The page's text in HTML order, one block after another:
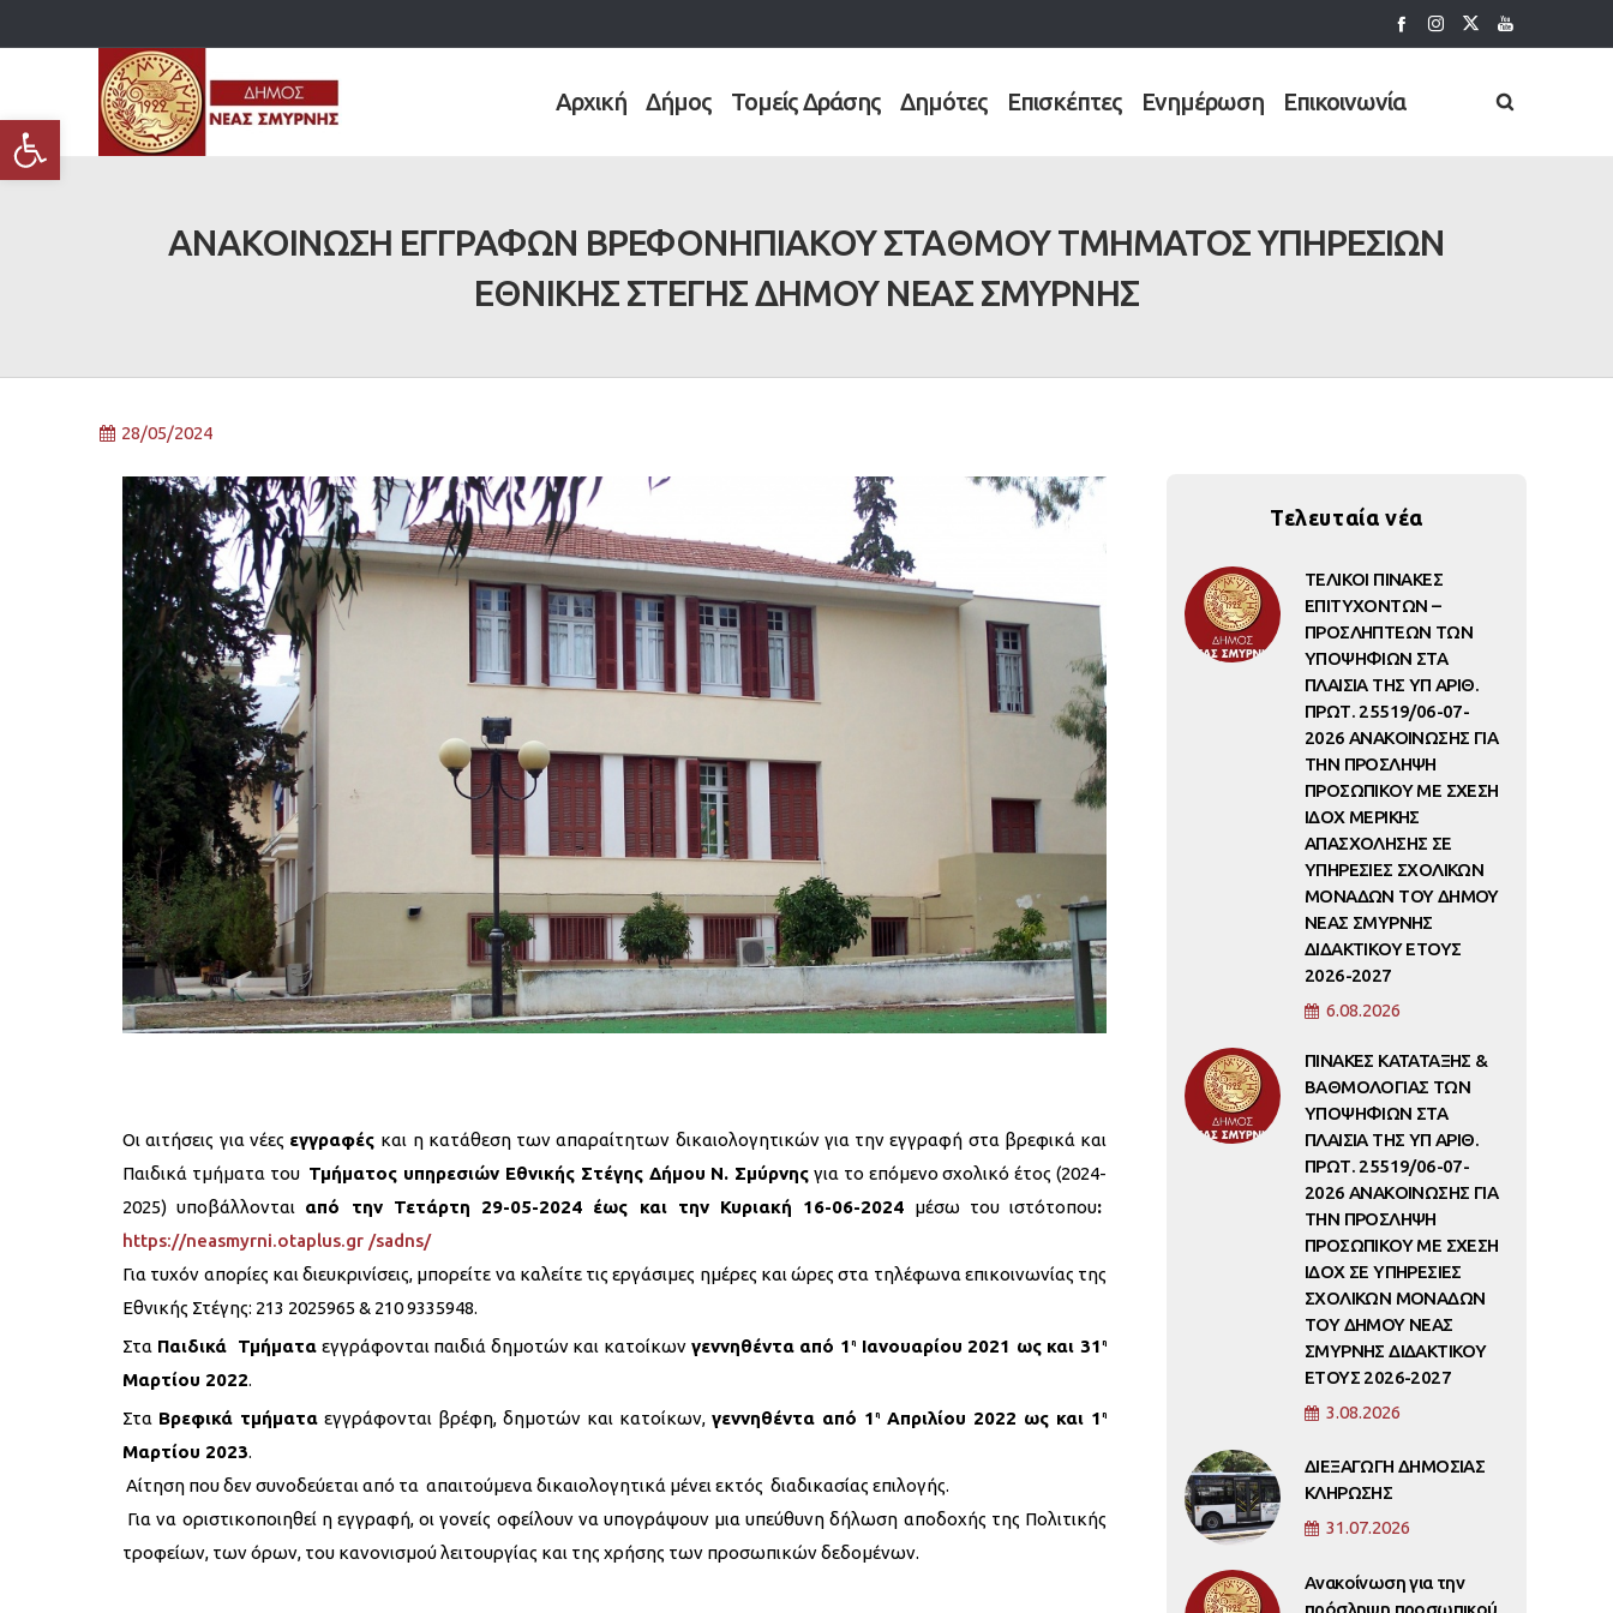
Ανοίξτε τη γραμμή εργαλείων
Αρχική Δήμος Τομείς Δράσης Δημότες Επισκέπτες Ενημέρωση Επικοινωνία
ΑΝΑΚΟΙΝΩΣΗ ΕΓΓΡΑΦΩΝ ΒΡΕΦΟΝΗΠΙΑΚΟΥ ΣΤΑΘΜΟΥ ΤΜΗΜΑΤΟΣ ΥΠΗΡΕΣΙΩΝ
ΕΘΝΙΚΗΣ ΣΤΕΓΗΣ ΔΗΜΟΥ ΝΕΑΣ ΣΜΥΡΝΗΣ
28/05/2024
Οι αιτήσεις για νέες εγγραφές και η κατάθεση των απαραίτητων δικαιολογητικών για την εγγραφή στα βρεφικά και
Παιδικά τμήματα του Τμήματος υπηρεσιών Εθνικής Στέγης Δήμου Ν. Σμύρνης για το επόμενο σχολικό έτος (2024-
2025) υποβάλλονται από την Τετάρτη 29-05-2024 έως και την Κυριακή 16-06-2024 μέσω του ιστότοπου:
https://neasmyrni.otaplus.gr /sadns/
Για τυχόν απορίες και διευκρινίσεις, μπορείτε να καλείτε τις εργάσιμες ημέρες και ώρες στα τηλέφωνα επικοινωνίας της
Εθνικής Στέγης: 213 2025965 & 210 9335948.
Στα Παιδικά Τμήματαεγγράφονται παιδιά δημοτών και κατοίκων γεννηθέντα από 1 ηΙανουαρίου 2021 ως και 31 η
Μαρτίου 2022.
Στα Βρεφικά τμήματα εγγράφονται βρέφη, δημοτών και κατοίκων, γεννηθέντα από 1 η Απριλίου 2022 ως και 1 η
Μαρτίου 2023.
Αίτηση που δεν συνοδεύεται από τα απαιτούμενα δικαιολογητικά μένει εκτός διαδικασίας επιλογής.
Για να οριστικοποιηθεί η εγγραφή, οι γονείς οφείλουν να υπογράψουν μια υπεύθυνη δήλωση αποδοχής της Πολιτικής
τροφείων, των όρων, του κανονισμού λειτουργίας και της χρήσης των προσωπικών δεδομένων.
Τελευταία νέα
ΤΕΛΙΚΟΙ ΠΙΝΑΚΕΣ
ΕΠΙΤΥΧΟΝΤΩΝ –
ΠΡΟΣΛΗΠΤΕΩΝ ΤΩΝ
ΥΠΟΨΗΦΙΩΝ ΣΤΑ
ΠΛΑΙΣΙΑ ΤΗΣ ΥΠ ΑΡΙΘ.
ΠΡΩΤ. 25519/06-07-
2026 ΑΝΑΚΟΙΝΩΣΗΣ ΓΙΑ
ΤΗΝ ΠΡΟΣΛΗΨΗ
ΠΡΟΣΩΠΙΚΟΥ ΜΕ ΣΧΕΣΗ
ΙΔΟΧ ΜΕΡΙΚΗΣ
ΑΠΑΣΧΟΛΗΣΗΣ ΣΕ
ΥΠΗΡΕΣΙΕΣ ΣΧΟΛΙΚΩΝ
ΜΟΝΑΔΩΝ ΤΟΥ ΔΗΜΟΥ
ΝΕΑΣ ΣΜΥΡΝΗΣ
ΔΙΔΑΚΤΙΚΟΥ ΕΤΟΥΣ
2026-2027
6.08.2026
ΠΙΝΑΚΕΣ ΚΑΤΑΤΑΞΗΣ &
ΒΑΘΜΟΛΟΓΙΑΣ ΤΩΝ
ΥΠΟΨΗΦΙΩΝ ΣΤΑ
ΠΛΑΙΣΙΑ ΤΗΣ ΥΠ ΑΡΙΘ.
ΠΡΩΤ. 25519/06-07-
2026 ΑΝΑΚΟΙΝΩΣΗΣ ΓΙΑ
ΤΗΝ ΠΡΟΣΛΗΨΗ
ΠΡΟΣΩΠΙΚΟΥ ΜΕ ΣΧΕΣΗ
ΙΔΟΧ ΣΕ ΥΠΗΡΕΣΙΕΣ
ΣΧΟΛΙΚΩΝ ΜΟΝΑΔΩΝ
ΤΟΥ ΔΗΜΟΥ ΝΕΑΣ
ΣΜΥΡΝΗΣ ΔΙΔΑΚΤΙΚΟΥ
ΕΤΟΥΣ 2026-2027
3.08.2026
ΔΙΕΞΑΓΩΓΗ ΔΗΜΟΣΙΑΣ
ΚΛΗΡΩΣΗΣ
31.07.2026
Ανακοίνωση για την
πρόσληψη προσωπικού